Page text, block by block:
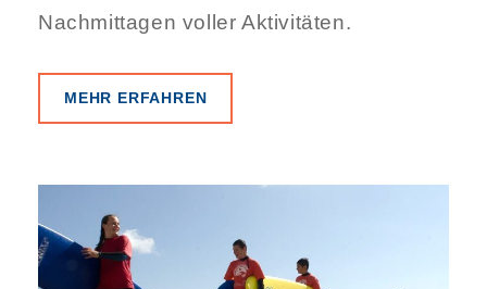
Nachmittagen voller Aktivitäten.
MEHR ERFAHREN